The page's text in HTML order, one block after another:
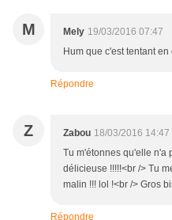
M Mely 19/03/2016 07:47
Hum que c'est tentant
Répondre
Z Zabou 18/03/2016 14:47
Tu m'étonnes qu'elle n'a
délicieuse !!!!!<br /> Tu
malin !!! lol !<br /> Gros
Répondre